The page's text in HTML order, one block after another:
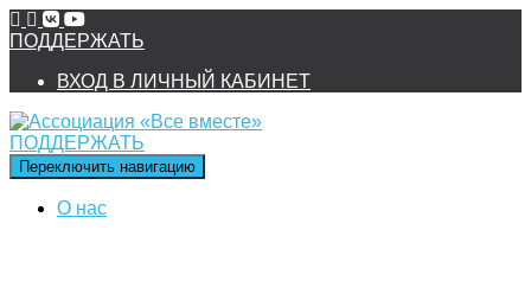
ПОДДЕРЖАТЬ
ВХОД В ЛИЧНЫЙ КАБИНЕТ
ПОДДЕРЖАТЬ
Переключить навигацию
О нас